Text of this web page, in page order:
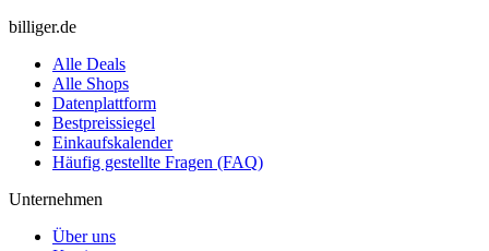
billiger.de
Alle Deals
Alle Shops
Datenplattform
Bestpreissiegel
Einkaufskalender
Häufig gestellte Fragen (FAQ)
Unternehmen
Über uns